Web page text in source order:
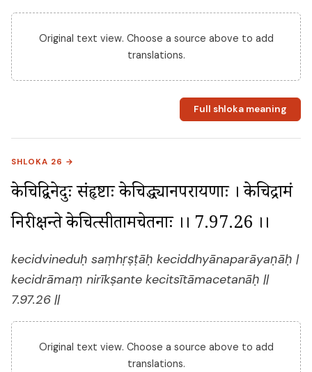
Original text view. Choose a source above to add
translations.
Full shloka meaning
SHLOKA 26 →
केचिद्विनेदुः संहृष्टाः केचिद्ध्यानपरायणाः । केचिद्रामं
निरीक्षन्ते केचित्सीतामचेतनाः ।। 7.97.26 ।।
kecidvineduḥ saṃhṛṣṭāḥ keciddhyānaparāyaṇāḥ |
kecidrāmaṃ nirīkṣante kecitsītāmacetanāḥ ||
7.97.26 ||
Original text view. Choose a source above to add
translations.